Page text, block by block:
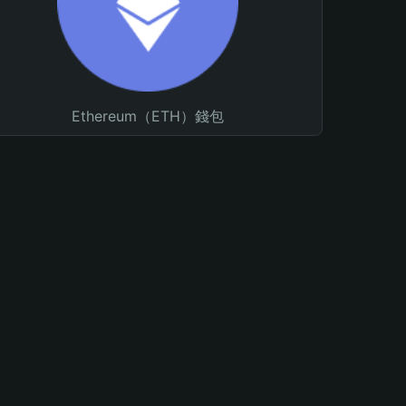
Ethereum（ETH）錢包